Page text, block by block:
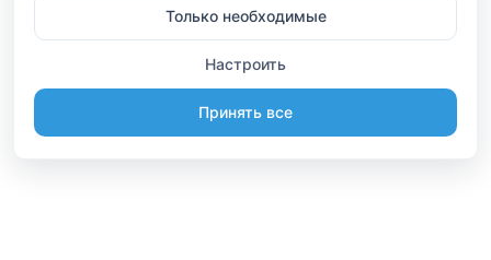
Только необходимые
Настроить
Принять все